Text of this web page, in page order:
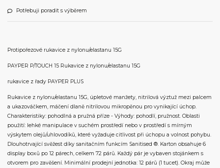
Potřebuji poradit s výběrem
Protipořezové rukavice z nylonu/elastanu 15G
PAYPER P/TOUCH 15 Rukavice z nylonu/elastanu 15G
rukavice z řady PAYPER PLUS
Rukavice z nylonu/elastanu 15G, úpletové manžety, nitrilová výztuž mezi palcem
a ukazováčkem, máčení dlaně nitrilovou mikropěnou pro vynikající úchop.
Charakteristiky: pohodlná a pružná příze - Výhody: pohodlí, pružnost. Oblasti
použití: lehké manipulace v suchém prostředí nebo v prostředí s mírným
výskytem olejů/uhlovodíků, které vyžaduje citlivost při úchopu a volnost pohybu.
Dlouhotrvající svěžest díky sanitačním funkcím Sanitised ®. Karton obsahuje 6
display boxů po 12 párech, celkem 72 párů. Každý pár je vybaven stojánkem s
otvorem pro zavěšení. Minimální prodejní jednotka: 12 párů (1 tucet). Okraj může